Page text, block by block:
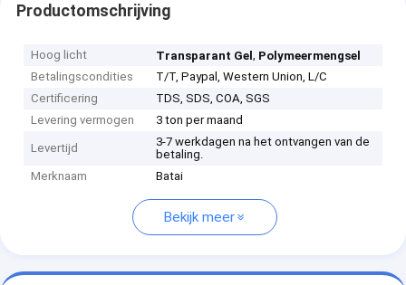
Productomschrijving
Hoog licht Transparant Gel, Polymeermengsel
Betalingscondities
T/T, Paypal, Western Union, L/C
Certificering
TDS, SDS, COA, SGS
Levering vermogen
3 ton per maand
Levertijd
3-7 werkdagen na het ontvangen van de
betaling.
Merknaam
Batai
Bekijk meer